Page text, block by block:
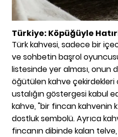
Türkiye: Köpüğüyle
Türk kahvesi, sadece bir
ve sohbetin başrol
listesinde yer alması, onun
öğütülen kahve çekirdekleri
ustalığın göstergesi kabul
kahve, "bir fincan kahvenin
dostluk sembolü. Ayrıca
fincanın dibinde kalan